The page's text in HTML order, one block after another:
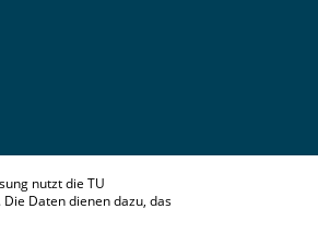
nutzt die TU
Daten dienen dazu, das